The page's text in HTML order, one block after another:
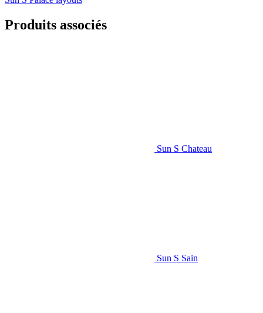
Produits associés
Sun S Chateau
Sun S Sain